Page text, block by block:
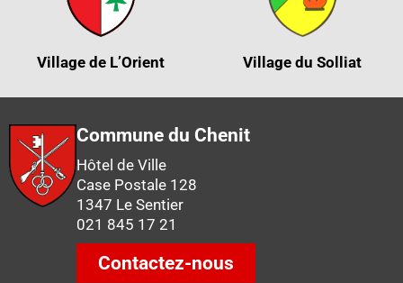
Village de L’Orient Village du Solliat
Commune du Chenit
Hôtel de Ville
Case Postale 128
1347 Le Sentier
021 845 17 21
Contactez-nous